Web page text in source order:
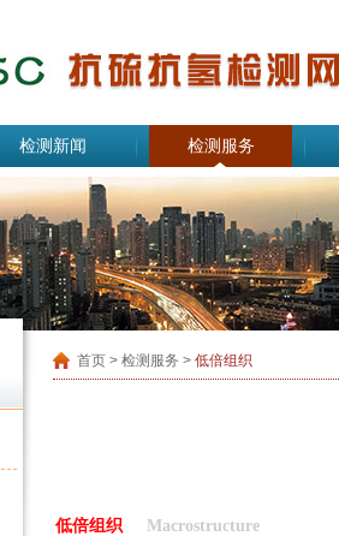
检测新闻 检测服务
首页 > 检测服务 > 低倍组织
低倍组织 Macrostructure